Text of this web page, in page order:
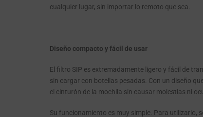
cualquier lugar, sin importar lo remoto que sea.
Diseño compacto y fácil de usar
El filtro SIP es extremadamente ligero y fácil de
sin cargar con botellas pesadas. Con un diseño
el cinturón de la mochila sin causar molestias ni
Su funcionamiento es muy simple. Para utilizarlo,